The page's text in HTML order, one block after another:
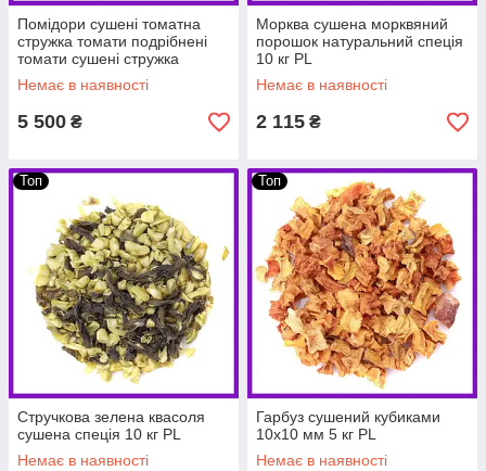
Помідори сушені томатна
стружка томати подрібнені
томати сушені стружка
томату 5 кг PL
Немає в наявності
5 500 ₴
Морква сушена морквяний
порошок натуральний спеція
10 кг PL
Немає в наявності
2 115 ₴
Топ
Стручкова зелена квасоля
сушена спеція 10 кг PL
Немає в наявності
Топ
Гарбуз сушений кубиками
10х10 мм 5 кг PL
Немає в наявності